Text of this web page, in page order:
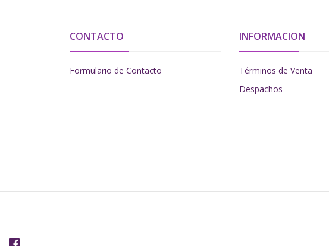
CONTACTO
Formulario de Contacto
INFORMACION
Términos de Venta
Despachos